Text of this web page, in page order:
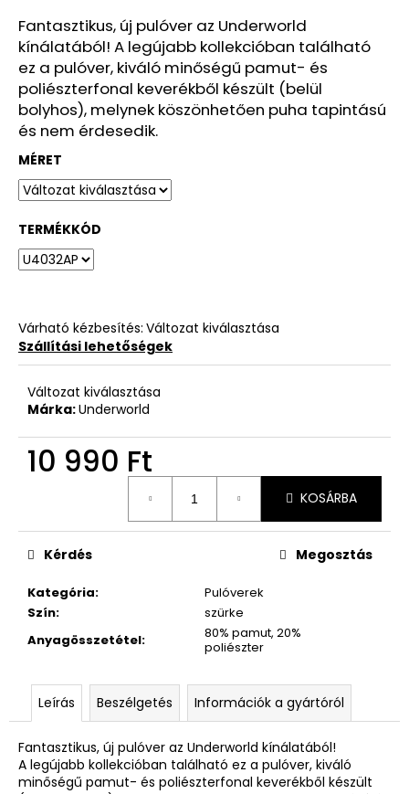
csillag.
Fantasztikus, új pulóver az Underworld
kínálatából! A legújabb kollekcióban található
ez a pulóver, kiváló minőségű pamut- és
poliészterfonal keverékből készült (belül
bolyhos), melynek köszönhetően puha tapintású
és nem érdesedik.
MÉRET
TERMÉKKÓD
Várható kézbesítés: Változat kiválasztása
Szállítási lehetőségek
Változat kiválasztása
Márka:Underworld
10 990 Ft
KOSÁRBA
Kategória:
Pulóverek
Szín:
szürke
Anyagösszetétel:
80% pamut, 20%
poliészter
Kérdés Megosztás
Leírás Beszélgetés Információk a gyártóról
Fantasztikus, új pulóver az Underworld kínálatából!
A legújabb kollekcióban található ez a pulóver, kiváló
minőségű pamut- és poliészterfonal keverékből készült